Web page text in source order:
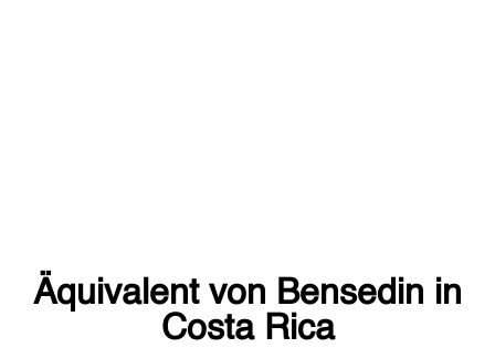
Äquivalent von Bensedin in
Costa Rica